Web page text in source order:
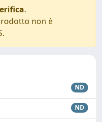
.
non è
ND
ND